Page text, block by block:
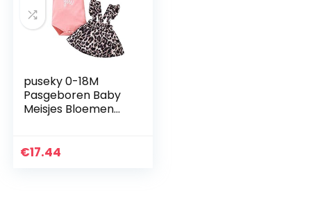
puseky 0-18M
Pasgeboren Baby
Meisjes Bloemen
Rok+Hoofdband
€17.44